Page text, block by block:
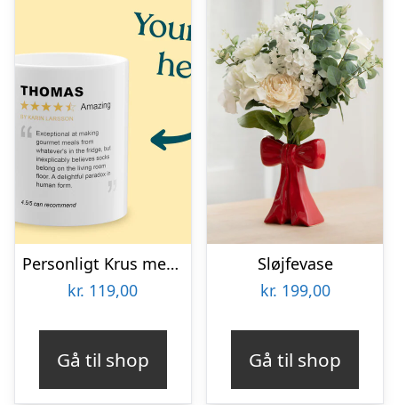
Personligt Krus med Positiv Bedømmelse
kr. 119,00
Gå til shop
Sløjfevase
kr. 199,00
Gå til shop